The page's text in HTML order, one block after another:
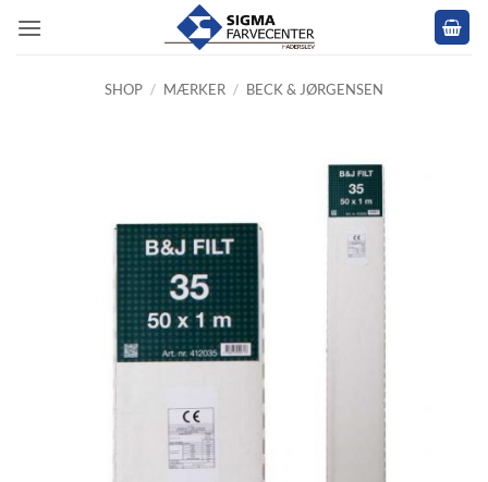
SHOP / MÆRKER / BECK & JØRGENSEN